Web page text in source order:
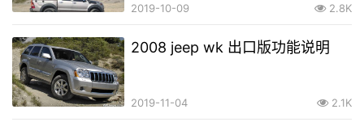
2019-10-09 2.8K
2008 jeep wk 出口版功能说明
2019-11-04 2.1K